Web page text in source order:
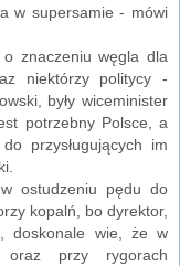
w supersamie - mówi
znaczeniu węgla dla
niektórzy politycy -
były wiceminister
potrzebny Polsce, a
przysługujących im
ostudzeniu pędu do
kopalń, bo dyrektor,
doskonale wie, że w
oraz przy rygorach